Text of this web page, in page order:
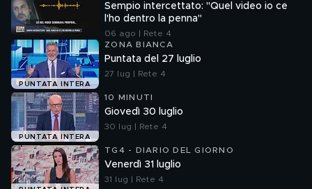
Sempio intercettato: "Quel video io ce
l'ho dentro la penna"
06 ago | Rete 4
PUNTATA INTERA
ZONA BIANCA
Puntata del 27 luglio
27 lug | Rete 4
PUNTATA INTERA
10 MINUTI
Giovedì 30 luglio
30 lug | Rete 4
TG4 - DIARIO DEL GIORNO
Venerdì 31 luglio
31 lug | Rete 4